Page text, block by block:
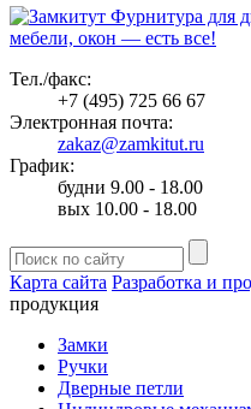
Фурнитура для
мебели, окон — есть все!
Тел./факс:
+7 (495) 725 66 67
Электронная почта:
zakaz@zamkitut.ru
График:
будни 9.00 - 18.00
вых 10.00 - 18.00
Карта сайта Разработка и
продукция
Замки
Ручки
Дверные петли